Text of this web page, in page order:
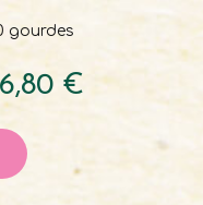
gourdes
€